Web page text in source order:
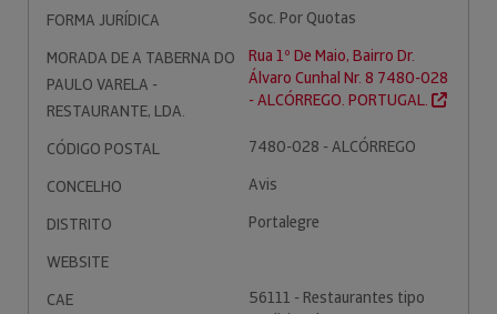
FORMA JURÍDICA
Soc. Por Quotas
MORADA DE A TABERNA DO
PAULO VARELA -
RESTAURANTE, LDA.
Rua 1º De Maio, Bairro Dr.
Álvaro Cunhal Nr. 8 7480-028
- ALCÓRREGO. PORTUGAL.
CÓDIGO POSTAL
7480-028 - ALCÓRREGO
CONCELHO
Avis
DISTRITO
Portalegre
WEBSITE
CAE
56111 - Restaurantes tipo